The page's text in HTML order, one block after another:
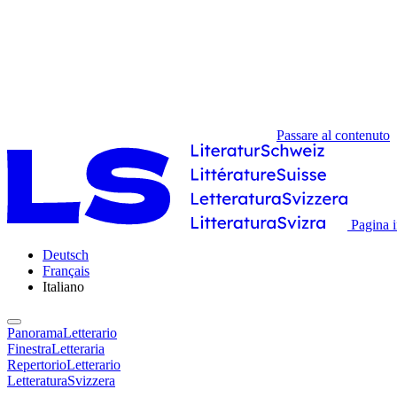
Passare al contenuto
Pagina
Deutsch
Français
Italiano
PanoramaLetterario
FinestraLetteraria
RepertorioLetterario
LetteraturaSvizzera